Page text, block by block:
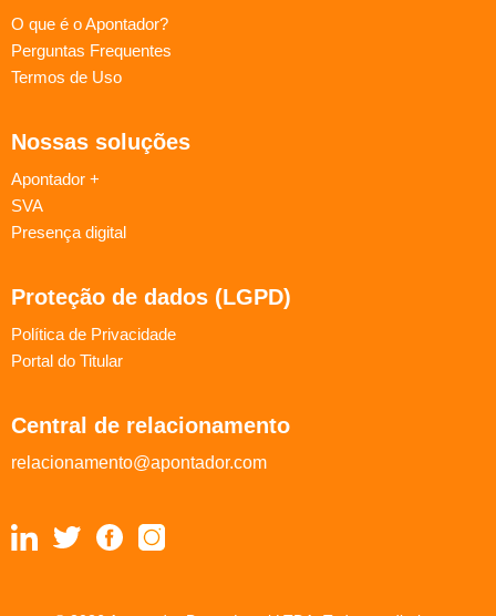
O que é o Apontador?
Perguntas Frequentes
Termos de Uso
Nossas soluções
Apontador +
SVA
Presença digital
Proteção de dados (LGPD)
Política de Privacidade
Portal do Titular
Central de relacionamento
relacionamento@apontador.com